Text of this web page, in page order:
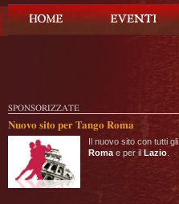
SPONSORIZZATE
Nuovo sito per Tango Roma
Il nuovo sito con tutti
Roma e per il Lazio